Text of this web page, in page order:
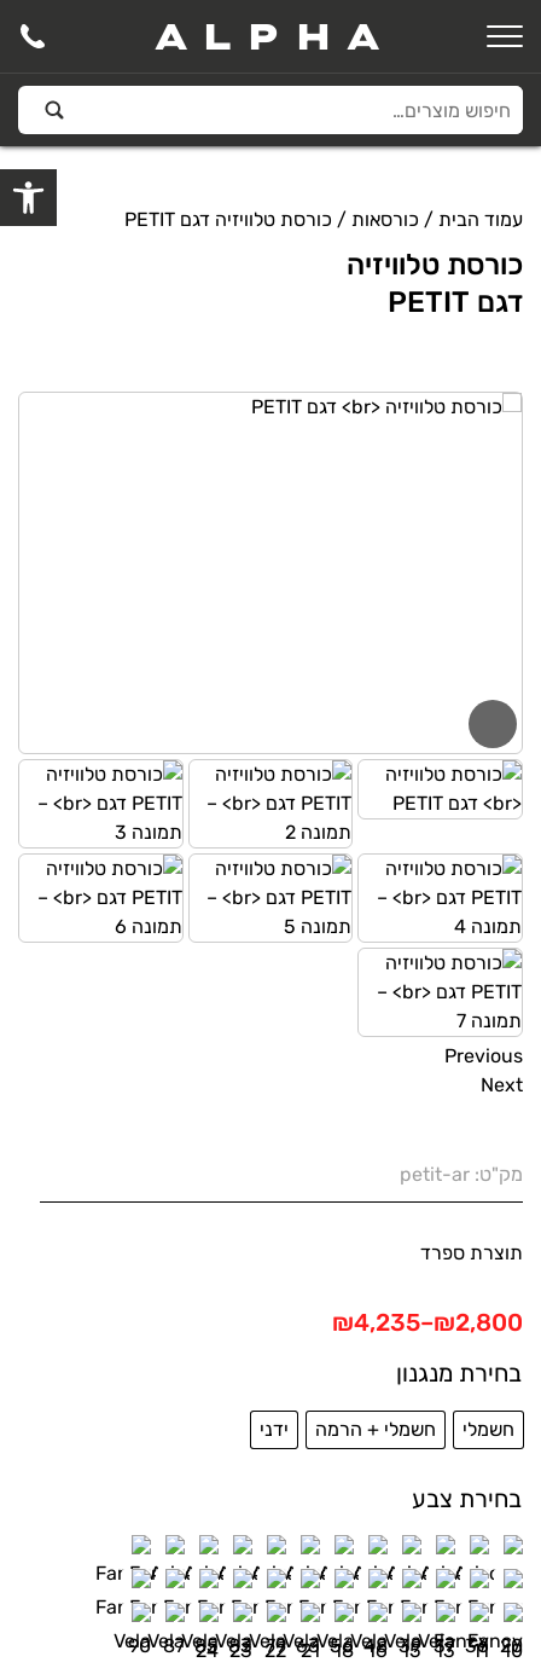
פתח
ALPHA
עמוד הבית / כורסאות / כורסת טלוויזיה דגם PETIT
Previous
Next
כורסת טלוויזיה
דגם PETIT
מק"ט: petit-ar
תוצרת ספרד
₪2,800
–
₪4,235
טווח
עד
בחירת מנגנון
חשמלי חשמלי + הרמה ידני
בחירת צבע